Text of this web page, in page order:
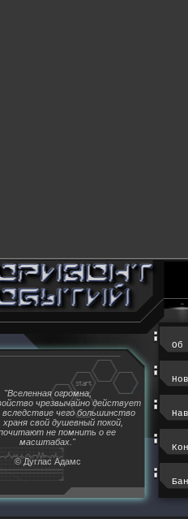
"Вселенная огромна,
чрезвычайно действует
вследствие чего большинство
храня свой душевный покой,
не помнить о ее
масштабах."
© Дуглас Адамс
Об